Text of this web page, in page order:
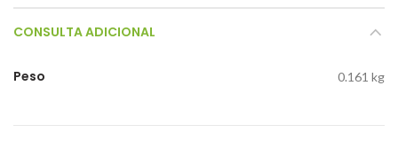
CONSULTA ADICIONAL
Peso 0.161 kg